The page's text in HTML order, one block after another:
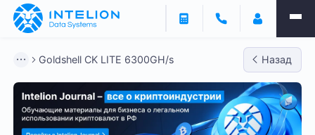
Goldshell CK LITE 6300GH/s Назад